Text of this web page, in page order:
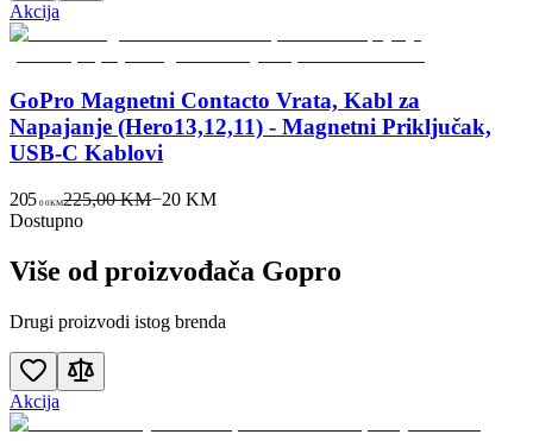
Akcija
GoPro Magnetni Contacto Vrata, Kabl za
Napajanje (Hero13,12,11) - Magnetni Priključak,
USB-C Kablovi
205 00KM225,00 KM−20 KM
Dostupno
Više od proizvođača Gopro
Drugi proizvodi istog brenda
Akcija